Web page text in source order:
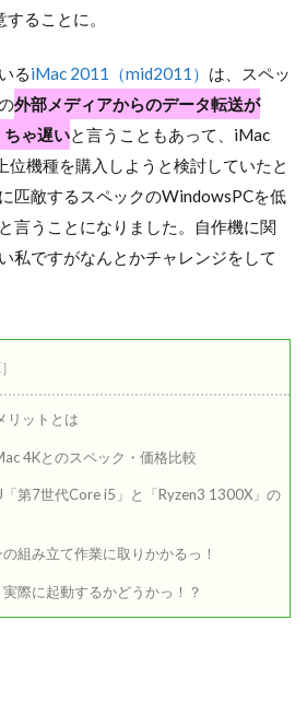
ることに。
るiMac 2011（mid2011） は、スペッ
外部メディアからのデータ転送が
ちゃ遅いと言うこともあって、iMac
機種を購入しようと検討していたと
匹敵するスペックのWindowsPCを低
言うことになりました。自作機に関
私ですがなんとかチャレンジをして
リットとは
4Kとのスペック・価格比較
「第7世代Core i5」と「Ryzen3 1300X」の
組み立て作業に取りかかるっ！
際に起動するかどうかっ！？